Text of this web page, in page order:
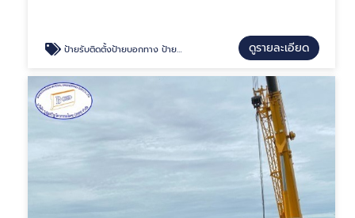
ป้ายรับติดตั้งป้ายบอกทาง ป้ายสัญญาณไฟ ดูรายละเอียด